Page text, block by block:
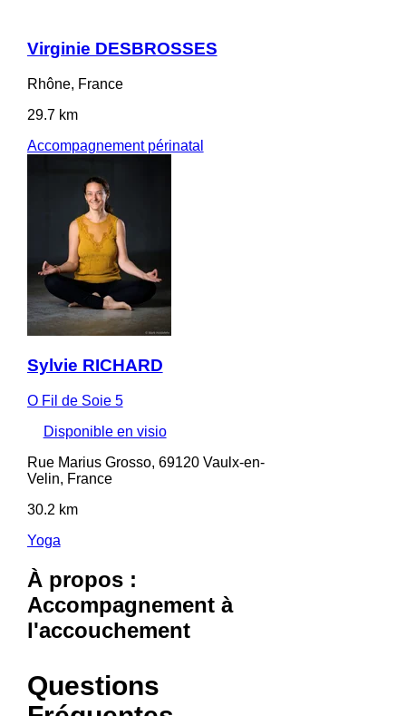
Virginie DESBROSSES
Rhône, France
29.7 km
Accompagnement périnatal
Sylvie RICHARD
O Fil de Soie 5
Disponible en visio
Rue Marius Grosso, 69120 Vaulx-en-
Velin, France
30.2 km
Yoga
À propos :
Accompagnement à
l'accouchement
Questions